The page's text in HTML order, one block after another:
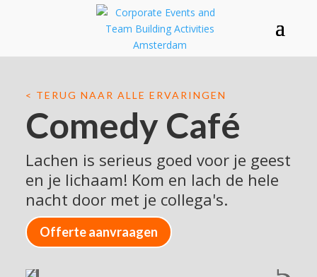
< TERUG NAAR ALLE ERVARINGEN
Comedy Café
Lachen is serieus goed voor je geest
en je lichaam! Kom en lach de hele
nacht door met je collega's.
Offerte aanvraagen